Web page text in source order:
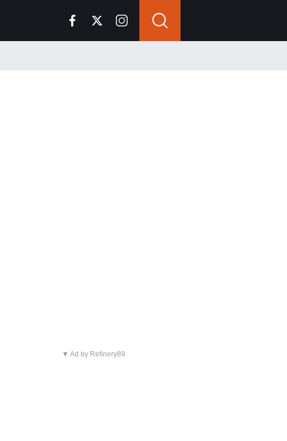
▼ Ad by Refinery89